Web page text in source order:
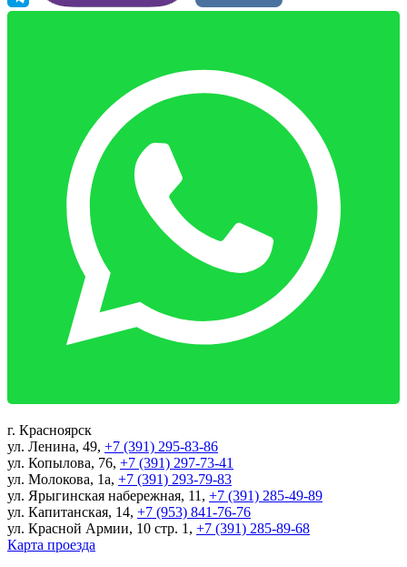
г. Красноярск
ул. Ленина, 49, +7 (391) 295-83-86
ул. Копылова, 76, +7 (391) 297-73-41
ул. Молокова, 1а, +7 (391) 293-79-83
ул. Ярыгинская набережная, 11 , +7 (391) 285-49-89
ул. Капитанская, 14, +7 (953) 841-76-76
ул. Красной Армии, 10 стр. 1 , +7 (391) 285-89-68
Карта проезда